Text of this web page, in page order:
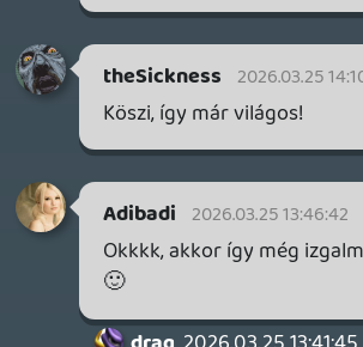
túszámlázós sztorinak tűnik.
Adibadi 2026.03.25 09:34:10
Adibadi
Epic Games:
Az 1000 fő elbocsátás kb. 20%-a a
jelenlegi létszámnak. 500 millió dollár
megtakarítást várnak ettől. A teljes
elbocsátás előtti létszám tehát 2,5 milliárd
dollár költséget jelent (20%=500 millió,
100%=2,5 milliárd).